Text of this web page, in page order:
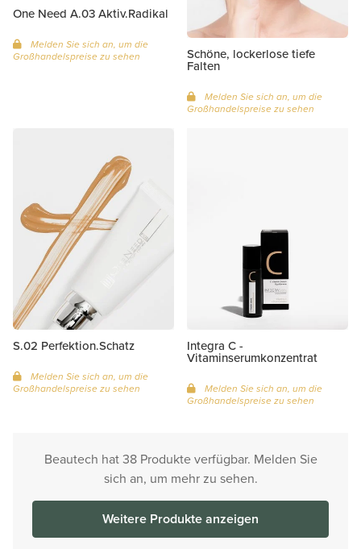
One Need A.03 Aktiv.Radikal
Melden Sie sich an, um die
Großhandelspreise zu sehen
Schöne, lockerlose tiefe
Falten
Melden Sie sich an, um die
Großhandelspreise zu sehen
S.02 Perfektion.Schatz
Melden Sie sich an, um die
Großhandelspreise zu sehen
Integra C -
Vitaminserumkonzentrat
Melden Sie sich an, um die
Großhandelspreise zu sehen
Beautech hat 38 Produkte verfügbar. Melden Sie
sich an, um mehr zu sehen.
Weitere Produkte anzeigen